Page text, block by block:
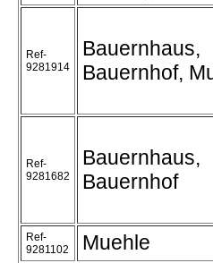
Ref-
9281914
Bauernhaus,
Bauernhof,
Ref-
9281682
Bauernhaus,
Bauernhof
Ref-
9281102
Muehle